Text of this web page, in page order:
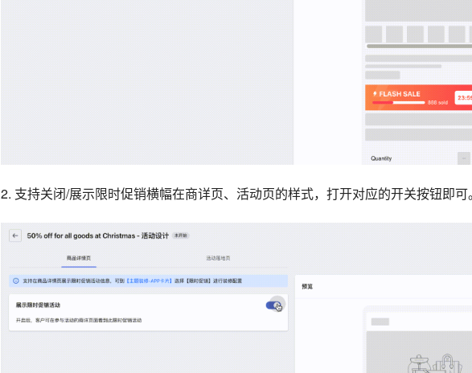
2. 支持关闭/展示限时促销横幅在商详页、活动页的样式，打开对应的开关按钮即可